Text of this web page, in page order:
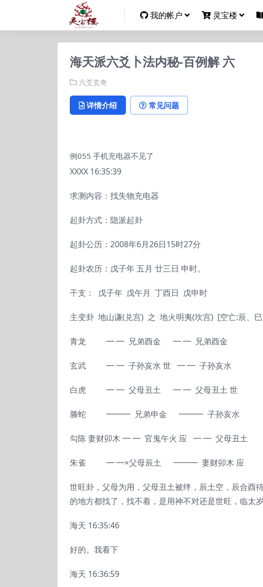
我的帐户 灵宝楼
海天派六爻卜法内秘-百例解 六
六爻玄奇
详情介绍 常见问题
例055 手机充电器不见了
XXXX 16:35:39
求测内容：找失物充电器
起卦方式：隐派起卦
起卦公历：2008年6月26日15时27分
起卦农历：戊子年 五月 廿三日 申时。
干支： 戊子年 戊午月 丁酉日 戊申时
主变卦 地山谦(兑宫) 之 地火明夷(坎宫) [空亡:辰、
青龙 ━ ━ 兄弟酉金 ━ ━ 兄弟酉金
玄武 ━ ━ 子孙亥水 世 ━ ━ 子孙亥水
白虎 ━ ━ 父母丑土 ━ ━ 父母丑土 世
螣蛇 ━━━ 兄弟申金 ━━━ 子孙亥水
勾陈 妻财卯木 ━ ━ 官鬼午火 应 ━ ━ 父母丑土
朱雀 ━ ━×父母辰土 ━━━ 妻财卯木 应
世旺卦，父母为用，父母丑土被绊，辰土空，辰合酉
的地方都找了，找不着，是用神不对还是世旺，临太
海天 16:35:46
好的。我看下
海天 16:36:59